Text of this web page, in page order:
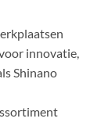
innovatie,
Shinano